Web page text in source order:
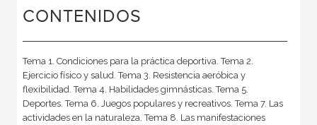
CONTENIDOS
Tema 1. Condiciones para la práctica deportiva. Tema 2.
Ejercicio físico y salud. Tema 3. Resistencia aeróbica y
flexibilidad. Tema 4. Habilidades gimnásticas. Tema 5.
Deportes. Tema 6. Juegos populares y recreativos. Tema 7. Las
actividades en la naturaleza. Tema 8. Las manifestaciones